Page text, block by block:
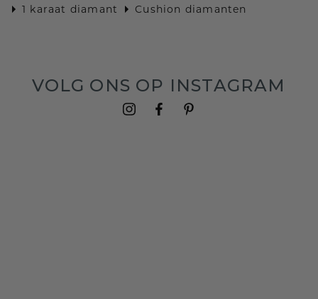
1 karaat diamant
Cushion diamanten
VOLG ONS OP INSTAGRAM